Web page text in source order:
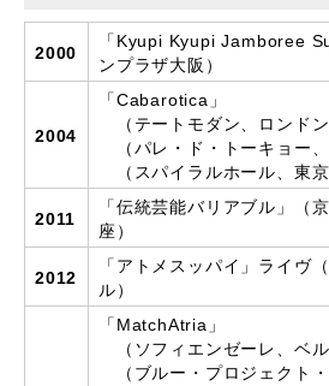
2000
「Kyupi Kyupi Jamboree
ンプラザ大阪）
2004
「Cabarotica」
（テートモダン、ロンドン
（パレ・ド・トーキョー、
（スパイラルホール、東
2011
「伝統芸能バリアブル」（
座）
2012
「アトメスッパイ」ライヴ
ル）
「MatchAtria」
（ソフィエンゼーレ、ベル
（ブルー・プロジェクト・